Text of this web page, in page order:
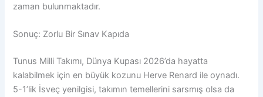
zaman bulunmaktadır.
Sonuç: Zorlu Bir Sınav Kapıda
Tunus Milli Takımı, Dünya Kupası 2026’da hayatta
kalabilmek için en büyük kozunu Herve Renard ile oynadı.
5-1’lik İsveç yenilgisi, takımın temellerini sarsmış olsa da